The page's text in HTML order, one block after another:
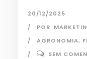
20/12/2025
POR
AGRONOMIA,
SEM